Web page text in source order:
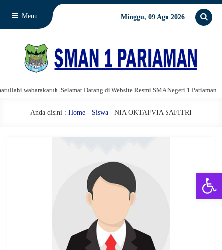
Menu Minggu, 09 Agu 2026
wabarakatuh. Selamat Datang di Website Resmi SMA Negeri 1 Pariaman.
Anda disini : Home - Siswa - NIA OKTAFVIA SAFITRI